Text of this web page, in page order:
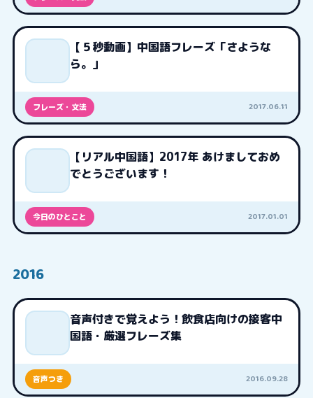
【５秒動画】中国語フレーズ「さような
ら。」
フレーズ・文法 2017.06.11
【リアル中国語】2017年 あけましておめ
でとうございます！
今日のひとこと 2017.01.01
2016
音声付きで覚えよう！飲食店向けの接客中
国語・厳選フレーズ集
音声つき 2016.09.28